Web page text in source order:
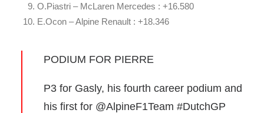
O.Piastri – McLaren Mercedes : +16.580
E.Ocon – Alpine Renault : +18.346
PODIUM FOR PIERRE
P3 for Gasly, his fourth career podium and
his first for @AlpineF1Team #DutchGP